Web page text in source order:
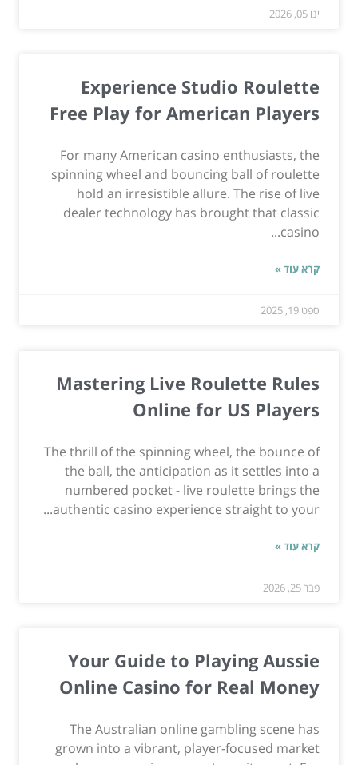
ינו 05, 2026
Experience Studio Roulette
Free Play for American Players
For many American casino enthusiasts, the
spinning wheel and bouncing ball of roulette
hold an irresistible allure. The rise of live
dealer technology has brought that classic
casino...
קרא עוד »
ספט 19, 2025
Mastering Live Roulette Rules
Online for US Players
The thrill of the spinning wheel, the bounce of
the ball, the anticipation as it settles into a
numbered pocket - live roulette brings the
authentic casino experience straight to your...
קרא עוד »
פבר 25, 2026
Your Guide to Playing Aussie
Online Casino for Real Money
The Australian online gambling scene has
grown into a vibrant, player-focused market